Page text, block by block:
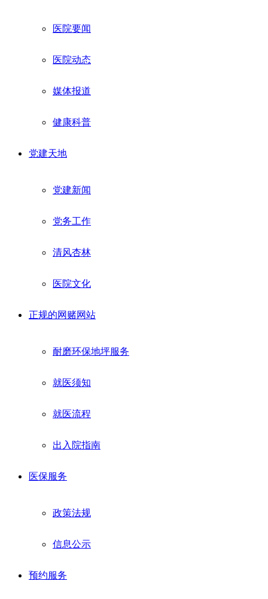
医院要闻
医院动态
媒体报道
健康科普
党建天地
党建新闻
党务工作
清风杏林
医院文化
正规的网赌网站
耐磨环保地坪服务
就医须知
就医流程
出入院指南
医保服务
政策法规
信息公示
预约服务